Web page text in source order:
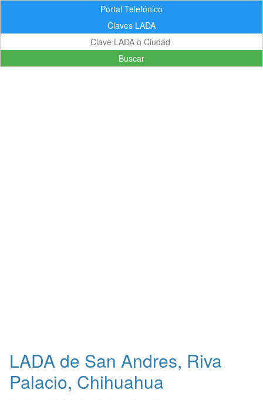
Portal Telefónico
Claves LADA
Buscar
LADA de San Andres, Riva
Palacio, Chihuahua